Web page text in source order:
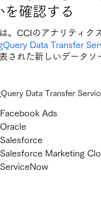
を確認する
。CCIのアナリティク
Data Transfer
された新しいデータソ
Data Transfer
Facebook Ads
Oracle
Salesforce
Salesforce Marketing
ServiceNow